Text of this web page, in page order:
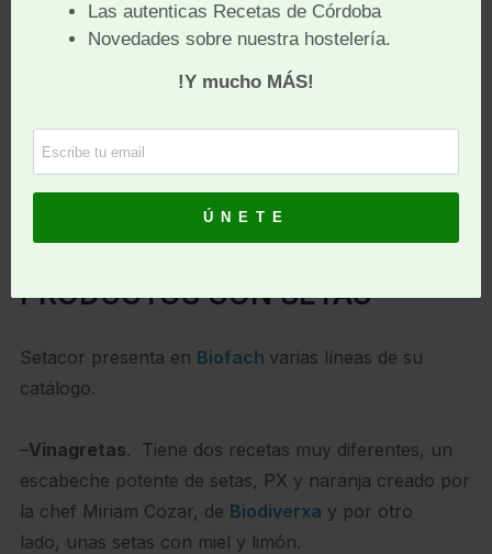
andaluza de setas. Ha sido pionera en el cultivo de
algunas especies como la seta rosa, amarilla o
melena de león. Y las cultiva de una forma circular
otros ingredientes y cuando éste se agota, vuelve al
olivar como abono para nutrir el suelo y los árboles.
PRODUCTOS CON SETAS
Setacor presenta en Biofach varias líneas de su
catálogo.
–Vinagretas. Tiene dos recetas muy diferentes, un
escabeche potente de setas, PX y naranja creado por
la chef Miriam Cozar, de Biodiverxa y por otro
lado, unas setas con miel y limón.